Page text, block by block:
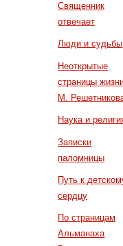
Священник
отвечает
Люди и судьбы
Неоткрытые
страницы
М.
Наука и
Записки
паломницы
Путь к
сердцу
По страницам
Альманаха